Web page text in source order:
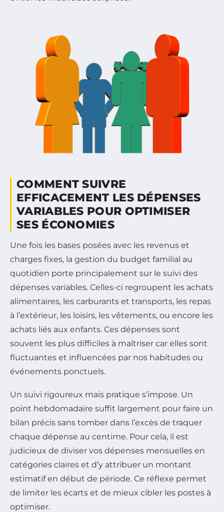
COMMENT SUIVRE
EFFICACEMENT LES DÉPENSES
VARIABLES POUR OPTIMISER
SES ÉCONOMIES
Une fois les bases posées avec les revenus et
charges fixes, la gestion du budget familial au
quotidien porte principalement sur le suivi des
dépenses variables. Celles-ci regroupent les achats
alimentaires, les carburants et transports, les repas
à l’extérieur, les loisirs, les vêtements, ou encore les
achats liés aux enfants. Ces dépenses sont
souvent les plus difficiles à maîtriser car elles sont
fluctuantes et influencées par nos habitudes ou
événements ponctuels.
Un suivi rigoureux mais pratique s’impose. Un
point hebdomadaire suffit largement pour faire un
bilan précis sans tomber dans l’excès de traquer
chaque dépense au centime. Pour cela, il est
judicieux de diviser vos dépenses mensuelles en
catégories claires et d’y attribuer un montant
estimatif en début de période. Ce réflexe permet
de limiter les écarts et de mieux cibler les postes à
optimiser.